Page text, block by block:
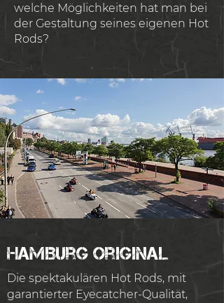
welche Möglichkeiten hat man bei
der Gestaltung seines eigenen Hot
Rods?
HamBurg Original
Die spektakulären Hot Rods, mit
garantierter Eyecatcher-Qualität,